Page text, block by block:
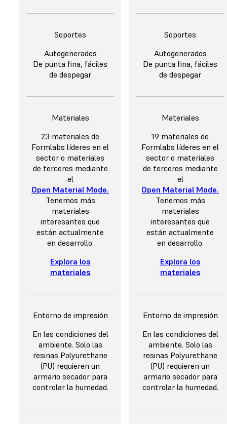
Soportes
Autogenerados
De punta fina, fáciles
de despegar
Materiales
23 materiales de
Formlabs líderes en el
sector o materiales
de terceros mediante
el
Open Material Mode.
Tenemos más
materiales
interesantes que
están actualmente
en desarrollo.
Explora los
materiales
Entorno de impresión
En las condiciones del
ambiente. Solo las
resinas Polyurethane
(PU) requieren un
armario secador para
controlar la humedad.
Soportes
Autogenerados
De punta fina, fáciles
de despegar
Materiales
19 materiales de
Formlabs líderes en el
sector o materiales
de terceros mediante
el
Open Material Mode.
Tenemos más
materiales
interesantes que
están actualmente
en desarrollo.
Explora los
materiales
Entorno de impresión
En las condiciones del
ambiente. Solo las
resinas Polyurethane
(PU) requieren un
armario secador para
controlar la humedad.